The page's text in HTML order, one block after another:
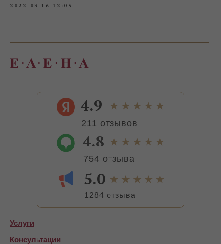
2022-03-16 12:05
Консультации
Услуги
211 отзывов
4.9
754 отзыва
4.8
1284 отзыва
5.0